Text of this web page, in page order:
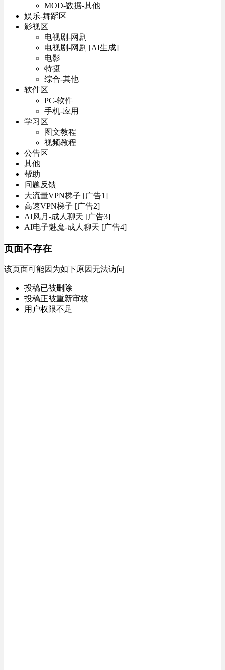
MOD-数据-其他
娱乐-舞蹈区
影视区
电视剧-网剧
电视剧-网剧 [AI生成]
电影
特摄
综合-其他
软件区
PC-软件
手机-应用
学习区
图文教程
视频教程
公告区
其他
帮助
问题反馈
大流量VPN梯子 [广告1]
高速VPN梯子 [广告2]
AI风月-成人聊天 [广告3]
AI电子魅魔-成人聊天 [广告4]
页面不存在
该页面可能因为如下原因无法访问
投稿已被删除
投稿正被重新审核
用户权限不足